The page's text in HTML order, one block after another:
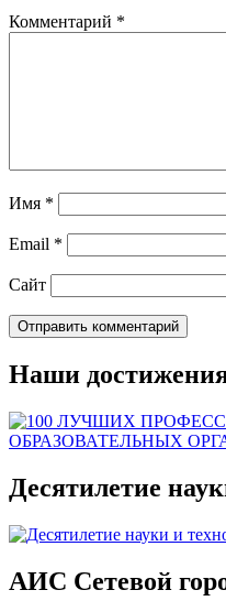
Комментарий *
Имя *
Email *
Сайт
Наши
Десятилетие
АИС Сетевой